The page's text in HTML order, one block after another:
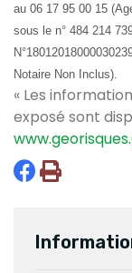
au 06 17 95 00 15
sous le n° 484 214
Notaire Non Inclus).
« Les
exposé sont